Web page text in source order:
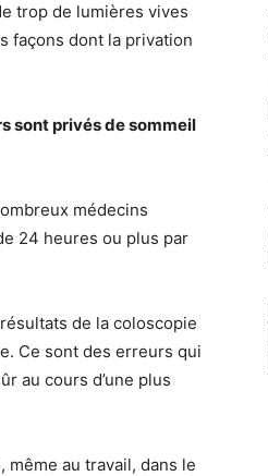
trop de lumières vives
façons dont la privation
sont privés de sommeil
médecins
24 heures ou plus par
de la coloscopie
Ce sont des erreurs qui
au cours d’une plus
au travail, dans le